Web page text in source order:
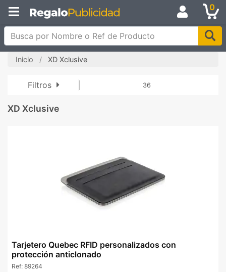
0
Busca por Nombre o Ref de Producto
Inicio XD Xclusive
Filtros 36
XD Xclusive
Tarjetero Quebec RFID personalizados con
protección anticlonado
Ref: 89264